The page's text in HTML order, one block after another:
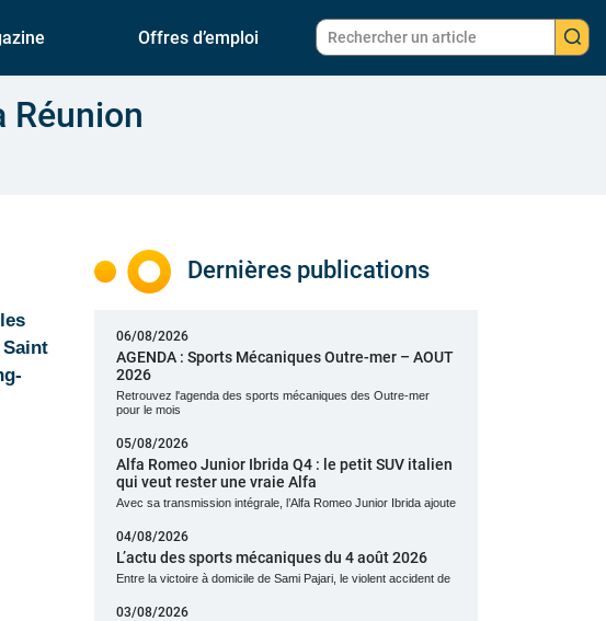
Offres d’emploi
Réunion
Dernières publications
06/08/2026
AGENDA : Sports Mécaniques Outre-mer – AOUT
2026
Retrouvez l'agenda des sports mécaniques des Outre-mer
pour le mois
05/08/2026
Alfa Romeo Junior Ibrida Q4 : le petit SUV italien
qui veut rester une vraie Alfa
Avec sa transmission intégrale, l’Alfa Romeo Junior Ibrida ajoute
04/08/2026
L’actu des sports mécaniques du 4 août 2026
Entre la victoire à domicile de Sami Pajari, le violent accident de
03/08/2026